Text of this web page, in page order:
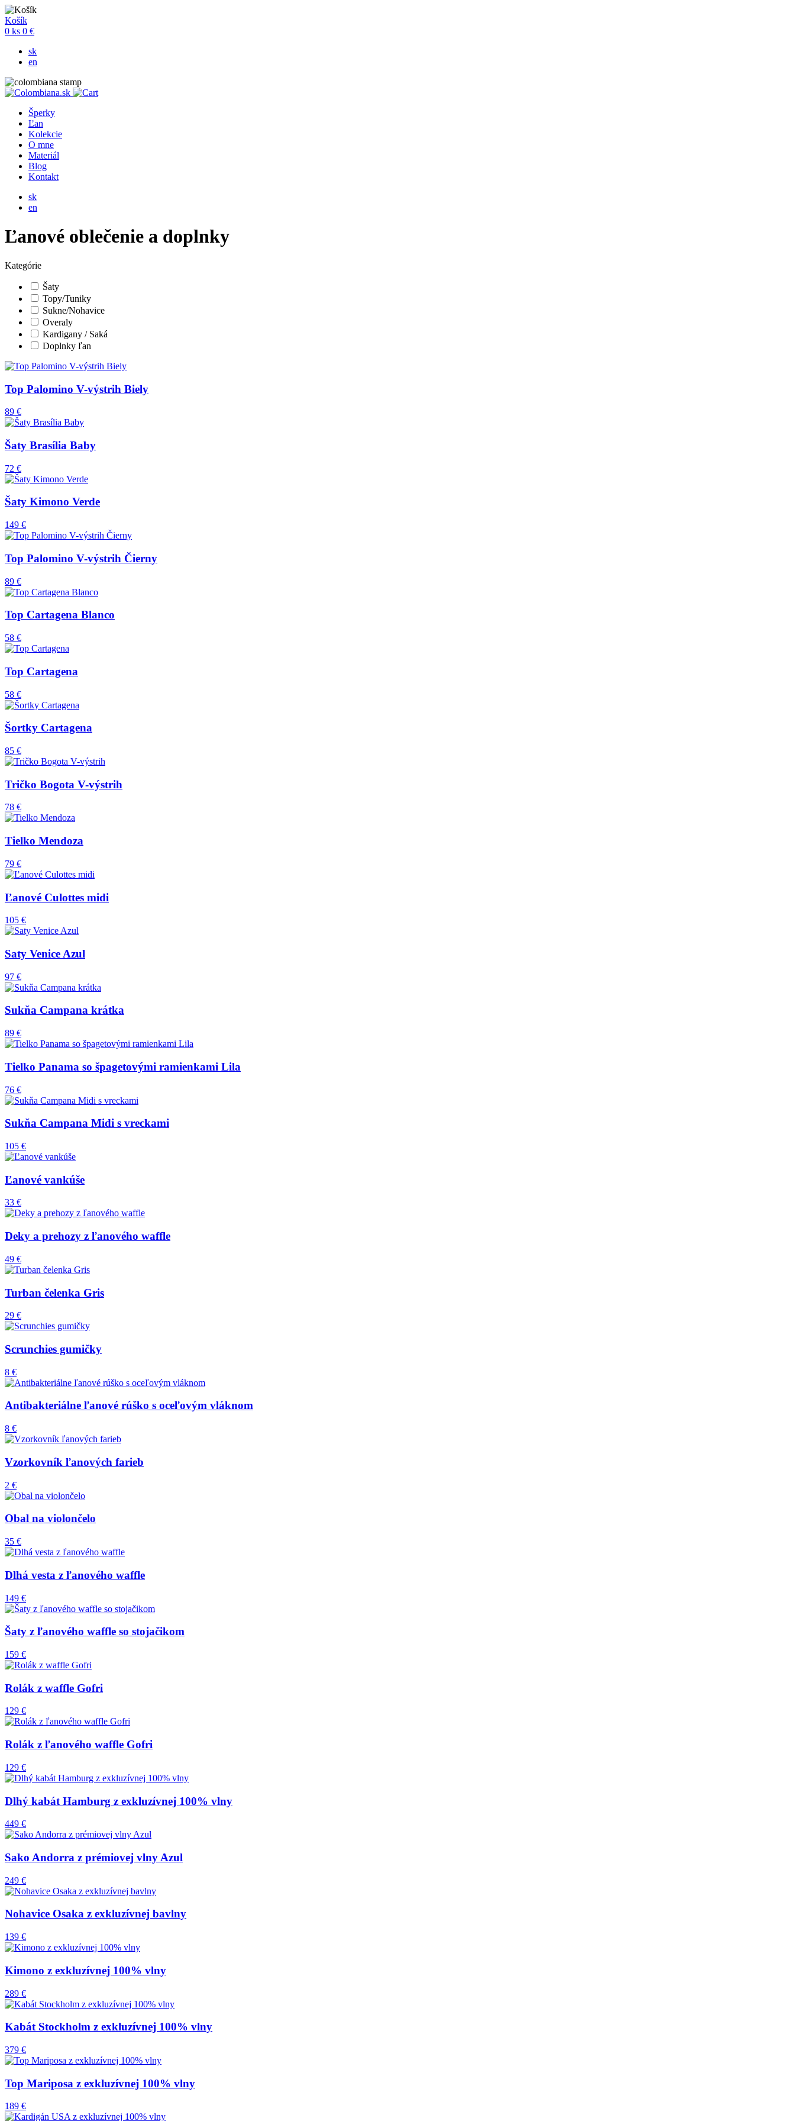
Košík
0 ks 0 €
sk
en
Šperky
Ľan
Kolekcie
O mne
Materiál
Blog
Kontakt
sk
en
Ľanové oblečenie a doplnky
Kategórie
Šaty
Topy/Tuniky
Sukne/Nohavice
Overaly
Kardigany / Saká
Doplnky ľan
Top Palomino V-výstrih Biely
89 €
Šaty Brasília Baby
72 €
Šaty Kimono Verde
149 €
Top Palomino V-výstrih Čierny
89 €
Top Cartagena Blanco
58 €
Top Cartagena
58 €
Šortky Cartagena
85 €
Tričko Bogota V-výstrih
78 €
Tielko Mendoza
79 €
Ľanové Culottes midi
105 €
Saty Venice Azul
97 €
Sukňa Campana krátka
89 €
Tielko Panama so špagetovými ramienkami Lila
76 €
Sukňa Campana Midi s vreckami
105 €
Ľanové vankúše
33 €
Deky a prehozy z ľanového waffle
49 €
Turban čelenka Gris
29 €
Scrunchies gumičky
8 €
Antibakteriálne ľanové rúško s oceľovým vláknom
8 €
Vzorkovník ľanových farieb
2 €
Obal na violončelo
35 €
Dlhá vesta z ľanového waffle
149 €
Šaty z ľanového waffle so stojačikom
159 €
Rolák z waffle Gofri
129 €
Rolák z ľanového waffle Gofri
129 €
Dlhý kabát Hamburg z exkluzívnej 100% vlny
449 €
Sako Andorra z prémiovej vlny Azul
249 €
Nohavice Osaka z exkluzívnej bavlny
139 €
Kimono z exkluzívnej 100% vlny
289 €
Kabát Stockholm z exkluzívnej 100% vlny
379 €
Top Mariposa z exkluzívnej 100% vlny
189 €